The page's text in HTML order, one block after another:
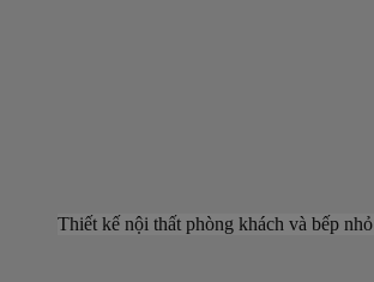
Thiết kế nội thất phòng khách và bếp nhỏ